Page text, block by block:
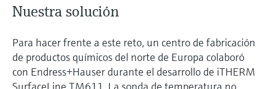
Nuestra solución
Para hacer frente a este reto, un centro de fabricación
de productos químicos del norte de Europa colaboró
con Endress+Hauser durante el desarrollo de iTHERM